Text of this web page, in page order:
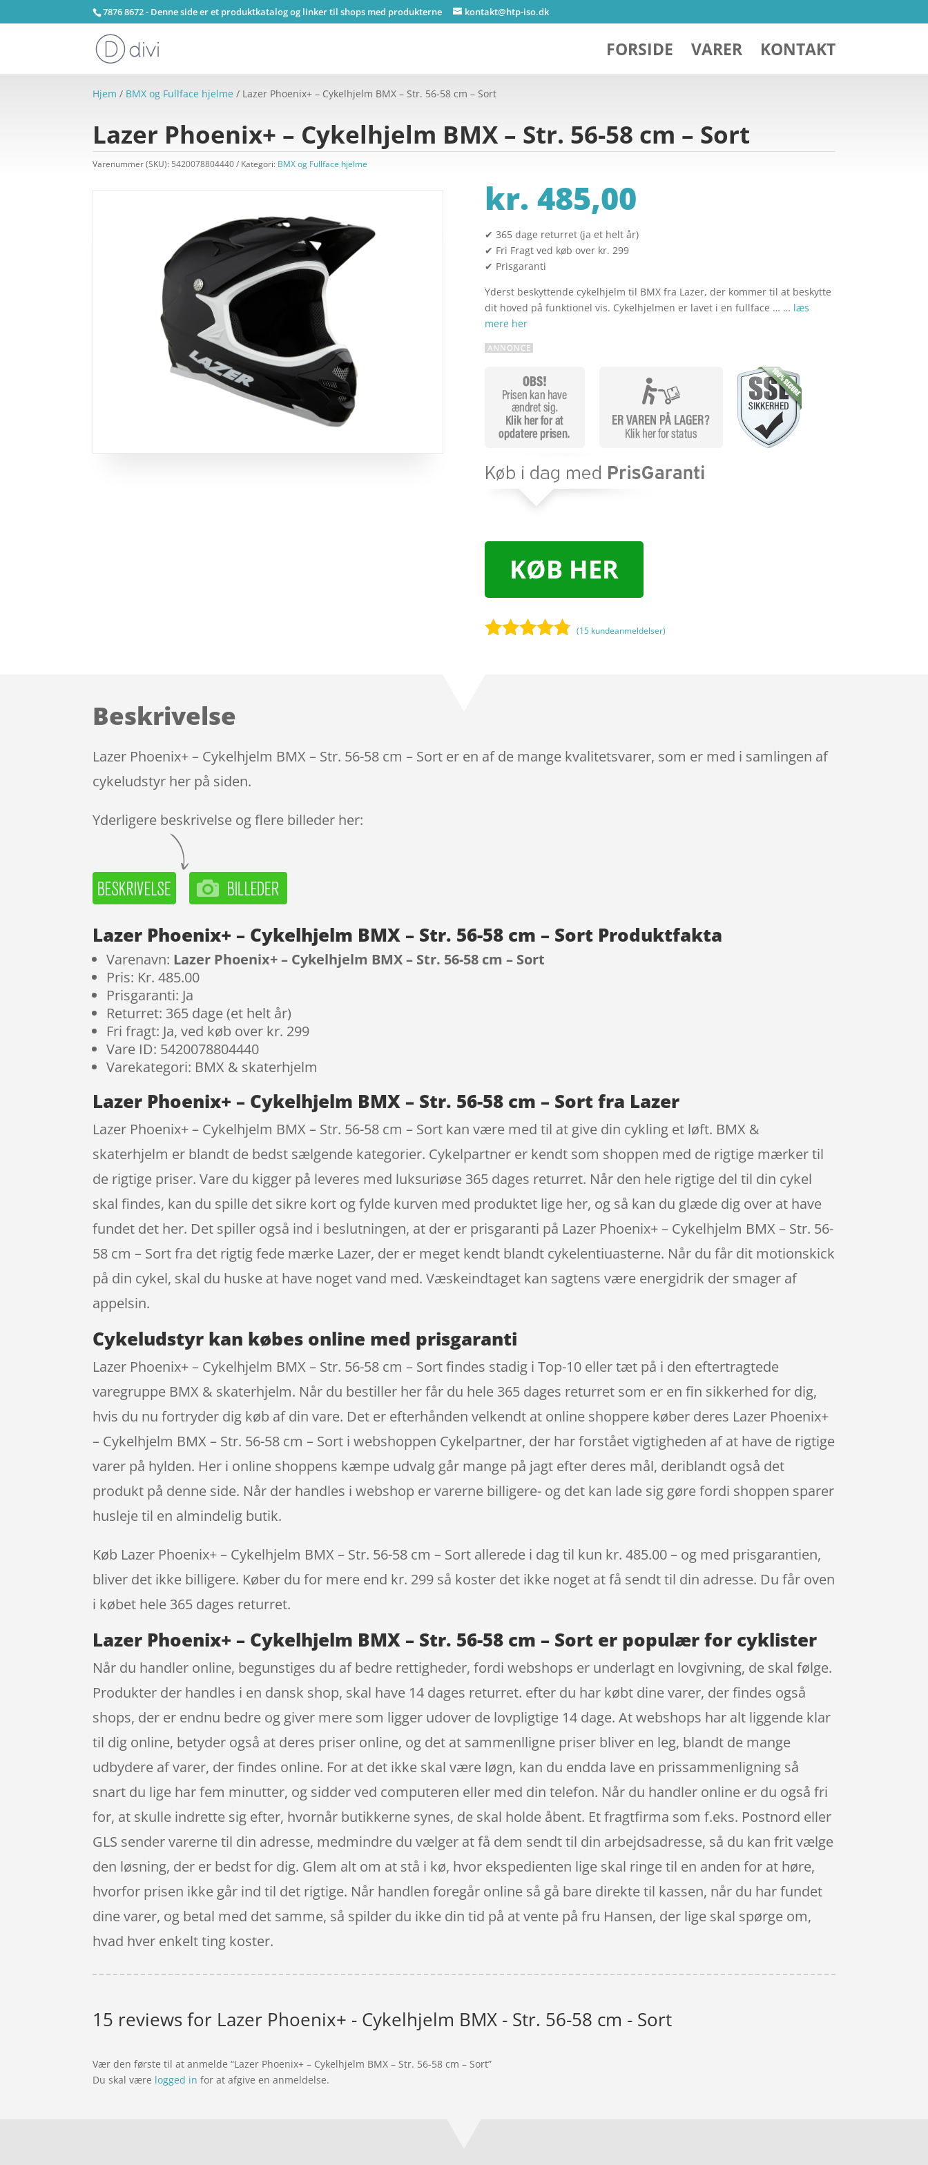
7876 8672 - Denne side er et produktkatalog og linker til shops med produkterne kontakt@htp-iso.dk
FORSIDE VARER KONTAKT
Hjem / BMX og Fullface hjelme / Lazer Phoenix+ – Cykelhjelm BMX – Str. 56-58 cm – Sort
Lazer Phoenix+ – Cykelhjelm BMX – Str. 56-58 cm – Sort
Varenummer (SKU): 5420078804440 Kategori: BMX og Fullface hjelme
kr. 485,00
✔ 365 dage returret (ja et helt år)
✔ Fri Fragt ved køb over kr. 299
✔ Prisgaranti
Yderst beskyttende cykelhjelm til BMX fra Lazer, der kommer til at beskytte
dit hoved på funktionel vis. Cykelhjelmen er lavet i en fullface … … læs
mere her
KØB HER
(15 kundeanmeldelser)
Beskrivelse
Lazer Phoenix+ – Cykelhjelm BMX – Str. 56-58 cm – Sort er en af de mange kvalitetsvarer, som er med i samlingen af
cykeludstyr her på siden.
Yderligere beskrivelse og flere billeder her:
Lazer Phoenix+ – Cykelhjelm BMX – Str. 56-58 cm – Sort Produktfakta
Varenavn: Lazer Phoenix+ – Cykelhjelm BMX – Str. 56-58 cm – Sort
Pris: Kr. 485.00
Prisgaranti: Ja
Returret: 365 dage (et helt år)
Fri fragt: Ja, ved køb over kr. 299
Vare ID: 5420078804440
Varekategori: BMX & skaterhjelm
Lazer Phoenix+ – Cykelhjelm BMX – Str. 56-58 cm – Sort fra Lazer
Lazer Phoenix+ – Cykelhjelm BMX – Str. 56-58 cm – Sort kan være med til at give din cykling et løft. BMX &
skaterhjelm er blandt de bedst sælgende kategorier. Cykelpartner er kendt som shoppen med de rigtige mærker til
de rigtige priser. Vare du kigger på leveres med luksuriøse 365 dages returret. Når den hele rigtige del til din cykel
skal findes, kan du spille det sikre kort og fylde kurven med produktet lige her, og så kan du glæde dig over at have
fundet det her. Det spiller også ind i beslutningen, at der er prisgaranti på Lazer Phoenix+ – Cykelhjelm BMX – Str. 56-
58 cm – Sort fra det rigtig fede mærke Lazer, der er meget kendt blandt cykelentiuasterne. Når du får dit motionskick
på din cykel, skal du huske at have noget vand med. Væskeindtaget kan sagtens være energidrik der smager af
appelsin.
Cykeludstyr kan købes online med prisgaranti
Lazer Phoenix+ – Cykelhjelm BMX – Str. 56-58 cm – Sort findes stadig i Top-10 eller tæt på i den eftertragtede
varegruppe BMX & skaterhjelm. Når du bestiller her får du hele 365 dages returret som er en fin sikkerhed for dig,
hvis du nu fortryder dig køb af din vare. Det er efterhånden velkendt at online shoppere køber deres Lazer Phoenix+
– Cykelhjelm BMX – Str. 56-58 cm – Sort i webshoppen Cykelpartner, der har forstået vigtigheden af at have de rigtige
varer på hylden. Her i online shoppens kæmpe udvalg går mange på jagt efter deres mål, deriblandt også det
produkt på denne side. Når der handles i webshop er varerne billigere- og det kan lade sig gøre fordi shoppen sparer
husleje til en almindelig butik.
Køb Lazer Phoenix+ – Cykelhjelm BMX – Str. 56-58 cm – Sort allerede i dag til kun kr. 485.00 – og med prisgarantien,
bliver det ikke billigere. Køber du for mere end kr. 299 så koster det ikke noget at få sendt til din adresse. Du får oven
i købet hele 365 dages returret.
Lazer Phoenix+ – Cykelhjelm BMX – Str. 56-58 cm – Sort er populær for cyklister
Når du handler online, begunstiges du af bedre rettigheder, fordi webshops er underlagt en lovgivning, de skal følge.
Produkter der handles i en dansk shop, skal have 14 dages returret. efter du har købt dine varer, der findes også
shops, der er endnu bedre og giver mere som ligger udover de lovpligtige 14 dage. At webshops har alt liggende klar
til dig online, betyder også at deres priser online, og det at sammenlligne priser bliver en leg, blandt de mange
udbydere af varer, der findes online. For at det ikke skal være løgn, kan du endda lave en prissammenligning så
snart du lige har fem minutter, og sidder ved computeren eller med din telefon. Når du handler online er du også fri
for, at skulle indrette sig efter, hvornår butikkerne synes, de skal holde åbent. Et fragtfirma som f.eks. Postnord eller
GLS sender varerne til din adresse, medmindre du vælger at få dem sendt til din arbejdsadresse, så du kan frit vælge
den løsning, der er bedst for dig. Glem alt om at stå i kø, hvor ekspedienten lige skal ringe til en anden for at høre,
hvorfor prisen ikke går ind til det rigtige. Når handlen foregår online så gå bare direkte til kassen, når du har fundet
dine varer, og betal med det samme, så spilder du ikke din tid på at vente på fru Hansen, der lige skal spørge om,
hvad hver enkelt ting koster.
15 reviews for Lazer Phoenix+ - Cykelhjelm BMX - Str. 56-58 cm - Sort
Vær den første til at anmelde “Lazer Phoenix+ – Cykelhjelm BMX – Str. 56-58 cm – Sort”
Du skal være logged in for at afgive en anmeldelse.